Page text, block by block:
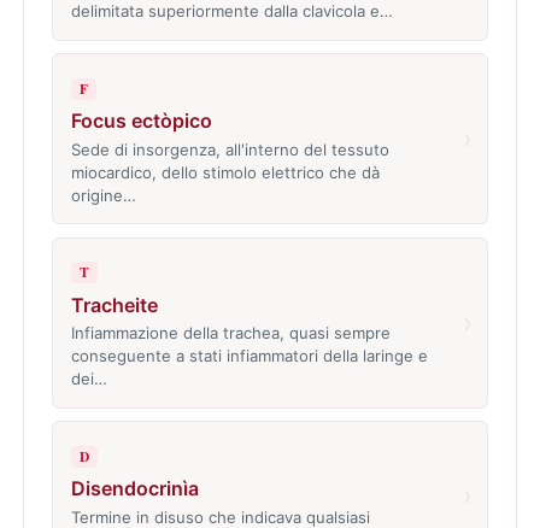
delimitata superiormente dalla clavicola e…
F
Focus ectòpico
Sede di insorgenza, all'interno del tessuto
miocardico, dello stimolo elettrico che dà
origine…
T
Tracheite
Infiammazione della trachea, quasi sempre
conseguente a stati infiammatori della laringe e
dei…
D
Disendocrinìa
Termine in disuso che indicava qualsiasi